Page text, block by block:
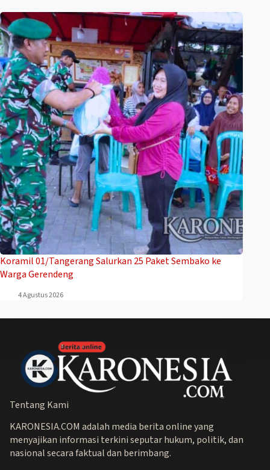
Koramil 01/Tangerang Salurkan 25 Paket Sembako ke
Warga Gerendeng
4 Agustus 2026
Tentang Kami
KARONESIA.COM adalah media berita online yang
menyajikan informasi terkini seputar hukum, politik, dan
nasional secara faktual dan berimbang.